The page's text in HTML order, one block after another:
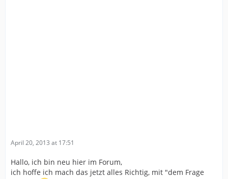
April 20, 2013 at 17:51
Hallo, ich bin neu hier im Forum,
ich hoffe ich mach das jetzt alles Richtig, mit "dem Frage